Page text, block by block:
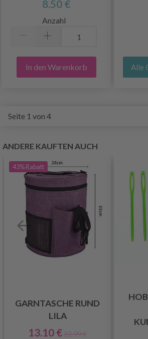
8.50 €
Anzahl
In den Warenkorb Alle
Seite 1 von 4
ANDERE KAUFTEN AUCH
43%Rabatt
GARNTASCHE RUND
LILA
13.10 €22.99 €